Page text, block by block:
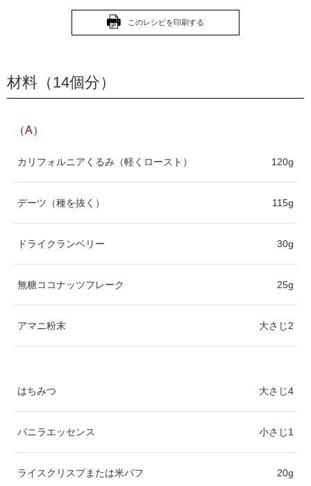
このレシピを印刷する
材料（14個分）
（A）
カリフォルニアくるみ（軽くロースト） 120g
デーツ（種を抜く） 115g
ドライクランベリー 30g
無糖ココナッツフレーク 25g
アマニ粉末 大さじ2
はちみつ 大さじ4
バニラエッセンス 小さじ1
ライスクリスプまたは米パフ 20g